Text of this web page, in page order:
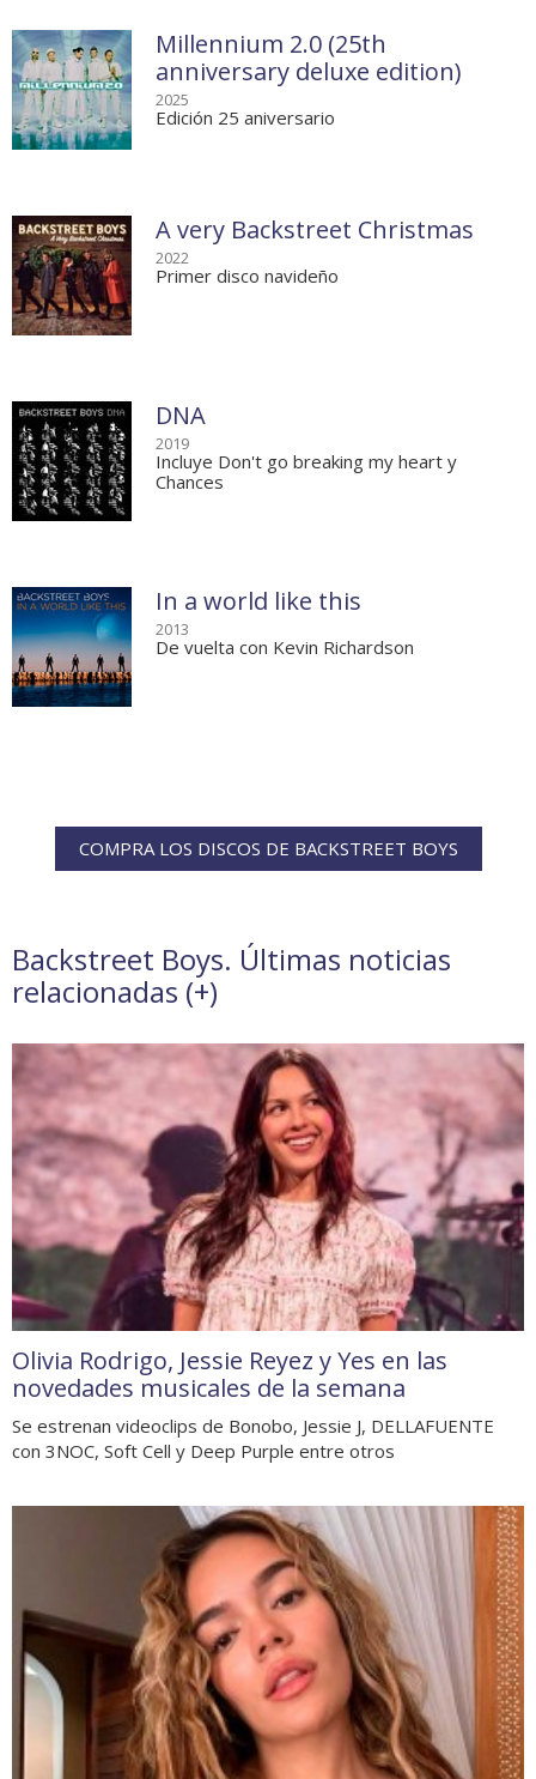
Millennium 2.0 (25th
anniversary deluxe edition)
2025
Edición 25 aniversario
A very Backstreet Christmas
2022
Primer disco navideño
DNA
2019
Incluye Don't go breaking my heart y
Chances
In a world like this
2013
De vuelta con Kevin Richardson
COMPRA LOS DISCOS DE BACKSTREET BOYS
Backstreet Boys. Últimas noticias
relacionadas (+)
Olivia Rodrigo, Jessie Reyez y Yes en las
novedades musicales de la semana
Se estrenan videoclips de Bonobo, Jessie J, DELLAFUENTE
con 3NOC, Soft Cell y Deep Purple entre otros